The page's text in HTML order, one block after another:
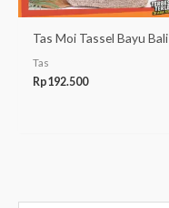
Tas Moi Tassel Bayu Bali
Tas
Rp192.500